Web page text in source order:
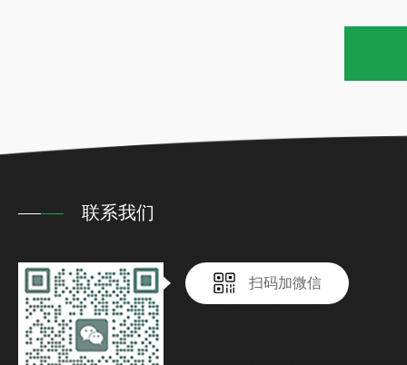
联系我们
扫码加微信